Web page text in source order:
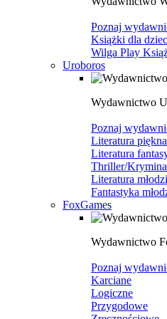
Poznaj
Książki dla
Wilga Play
Uroboros
Wydawnictwo
Poznaj
Literatura piękna
Literatura
Thriller/
Literatura
Fantastyka
FoxGames
Wydawnictwo
Poznaj
Karciane
Logiczne
Przygodowe